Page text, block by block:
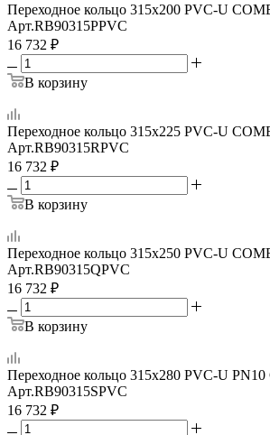
Переходное кольцо 315x200 PVC-U
Арт.RB90315PPVC
16 732 ₽
В корзину
Переходное кольцо 315x225 PVC-U
Арт.RB90315RPVC
16 732 ₽
В корзину
Переходное кольцо 315x250 PVC-U
Арт.RB90315QPVC
16 732 ₽
В корзину
Переходное кольцо 315x280 PVC-U
Арт.RB90315SPVC
16 732 ₽